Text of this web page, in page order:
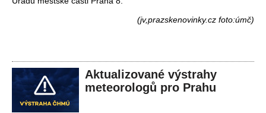
(jv,prazskenovinky.cz foto:úmč)
Aktualizované výstrahy
meteorologů pro Prahu